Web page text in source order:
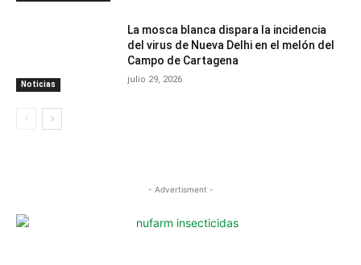
Noticias
La mosca blanca dispara la incidencia
del virus de Nueva Delhi en el melón del
Campo de Cartagena
julio 29, 2026
- Advertisment -